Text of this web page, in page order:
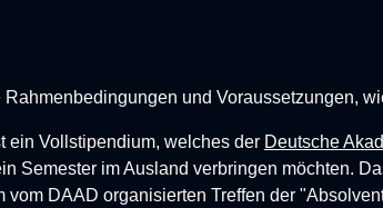
und Voraussetzungen,
ein Vollstipendium, welches der Deutsche
Semester im Ausland verbringen möchten.
DAAD organisierten Treffen der